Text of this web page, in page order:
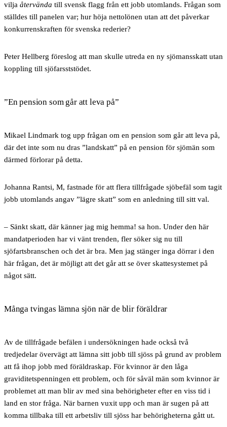
vilja återvända till svensk flagg från ett jobb utomlands. Frågan som
ställdes till panelen var; hur höja nettolönen utan att det påverkar
konkurrenskraften för svenska rederier?
Peter Hellberg föreslog att man skulle utreda en ny sjömansskatt utan
koppling till sjöfarsststödet.
”En pension som går att leva på”
Mikael Lindmark tog upp frågan om en pension som går att leva på,
där det inte som nu dras ”landskatt” på en pension för sjömän som
därmed förlorar på detta.
Johanna Rantsi, M, fastnade för att flera tillfrågade sjöbefäl som tagit
jobb utomlands angav ”lägre skatt” som en anledning till sitt val.
– Sänkt skatt, där känner jag mig hemma! sa hon. Under den här
mandatperioden har vi vänt trenden, fler söker sig nu till
sjöfartsbranschen och det är bra. Men jag stänger inga dörrar i den
här frågan, det är möjligt att det går att se över skattesystemet på
något sätt.
Många tvingas lämna sjön när de blir föräldrar
Av de tillfrågade befälen i undersökningen hade också två
tredjedelar övervägt att lämna sitt jobb till sjöss på grund av problem
att få ihop jobb med föräldraskap. För kvinnor är den låga
graviditetspenningen ett problem, och för såväl män som kvinnor är
problemet att man blir av med sina behörigheter efter en viss tid i
land en stor fråga. När barnen vuxit upp och man är sugen på att
komma tillbaka till ett arbetsliv till sjöss har behörigheterna gått ut.